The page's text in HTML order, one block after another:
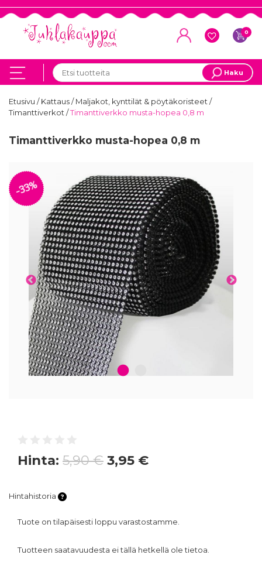
0
Haku
Etusivu /Kattaus/Maljakot, kynttilät & pöytäkoristeet/
Timanttiverkot/Timanttiverkko musta-hopea 0,8 m
Timanttiverkko musta-hopea 0,8 m
1
-33%
Hinta: 5,90 € 3,95 €
Hintahistoria
Tuote on tilapäisesti loppu varastostamme.
Tuotteen saatavuudesta ei tällä hetkellä ole tietoa.